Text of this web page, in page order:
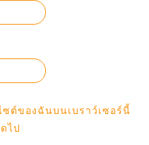
ต์ของฉันบนเบราว์เซอร์นี้
ไป